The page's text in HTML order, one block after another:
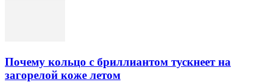
Почему кольцо с бриллиантом тускнеет на
загорелой коже летом